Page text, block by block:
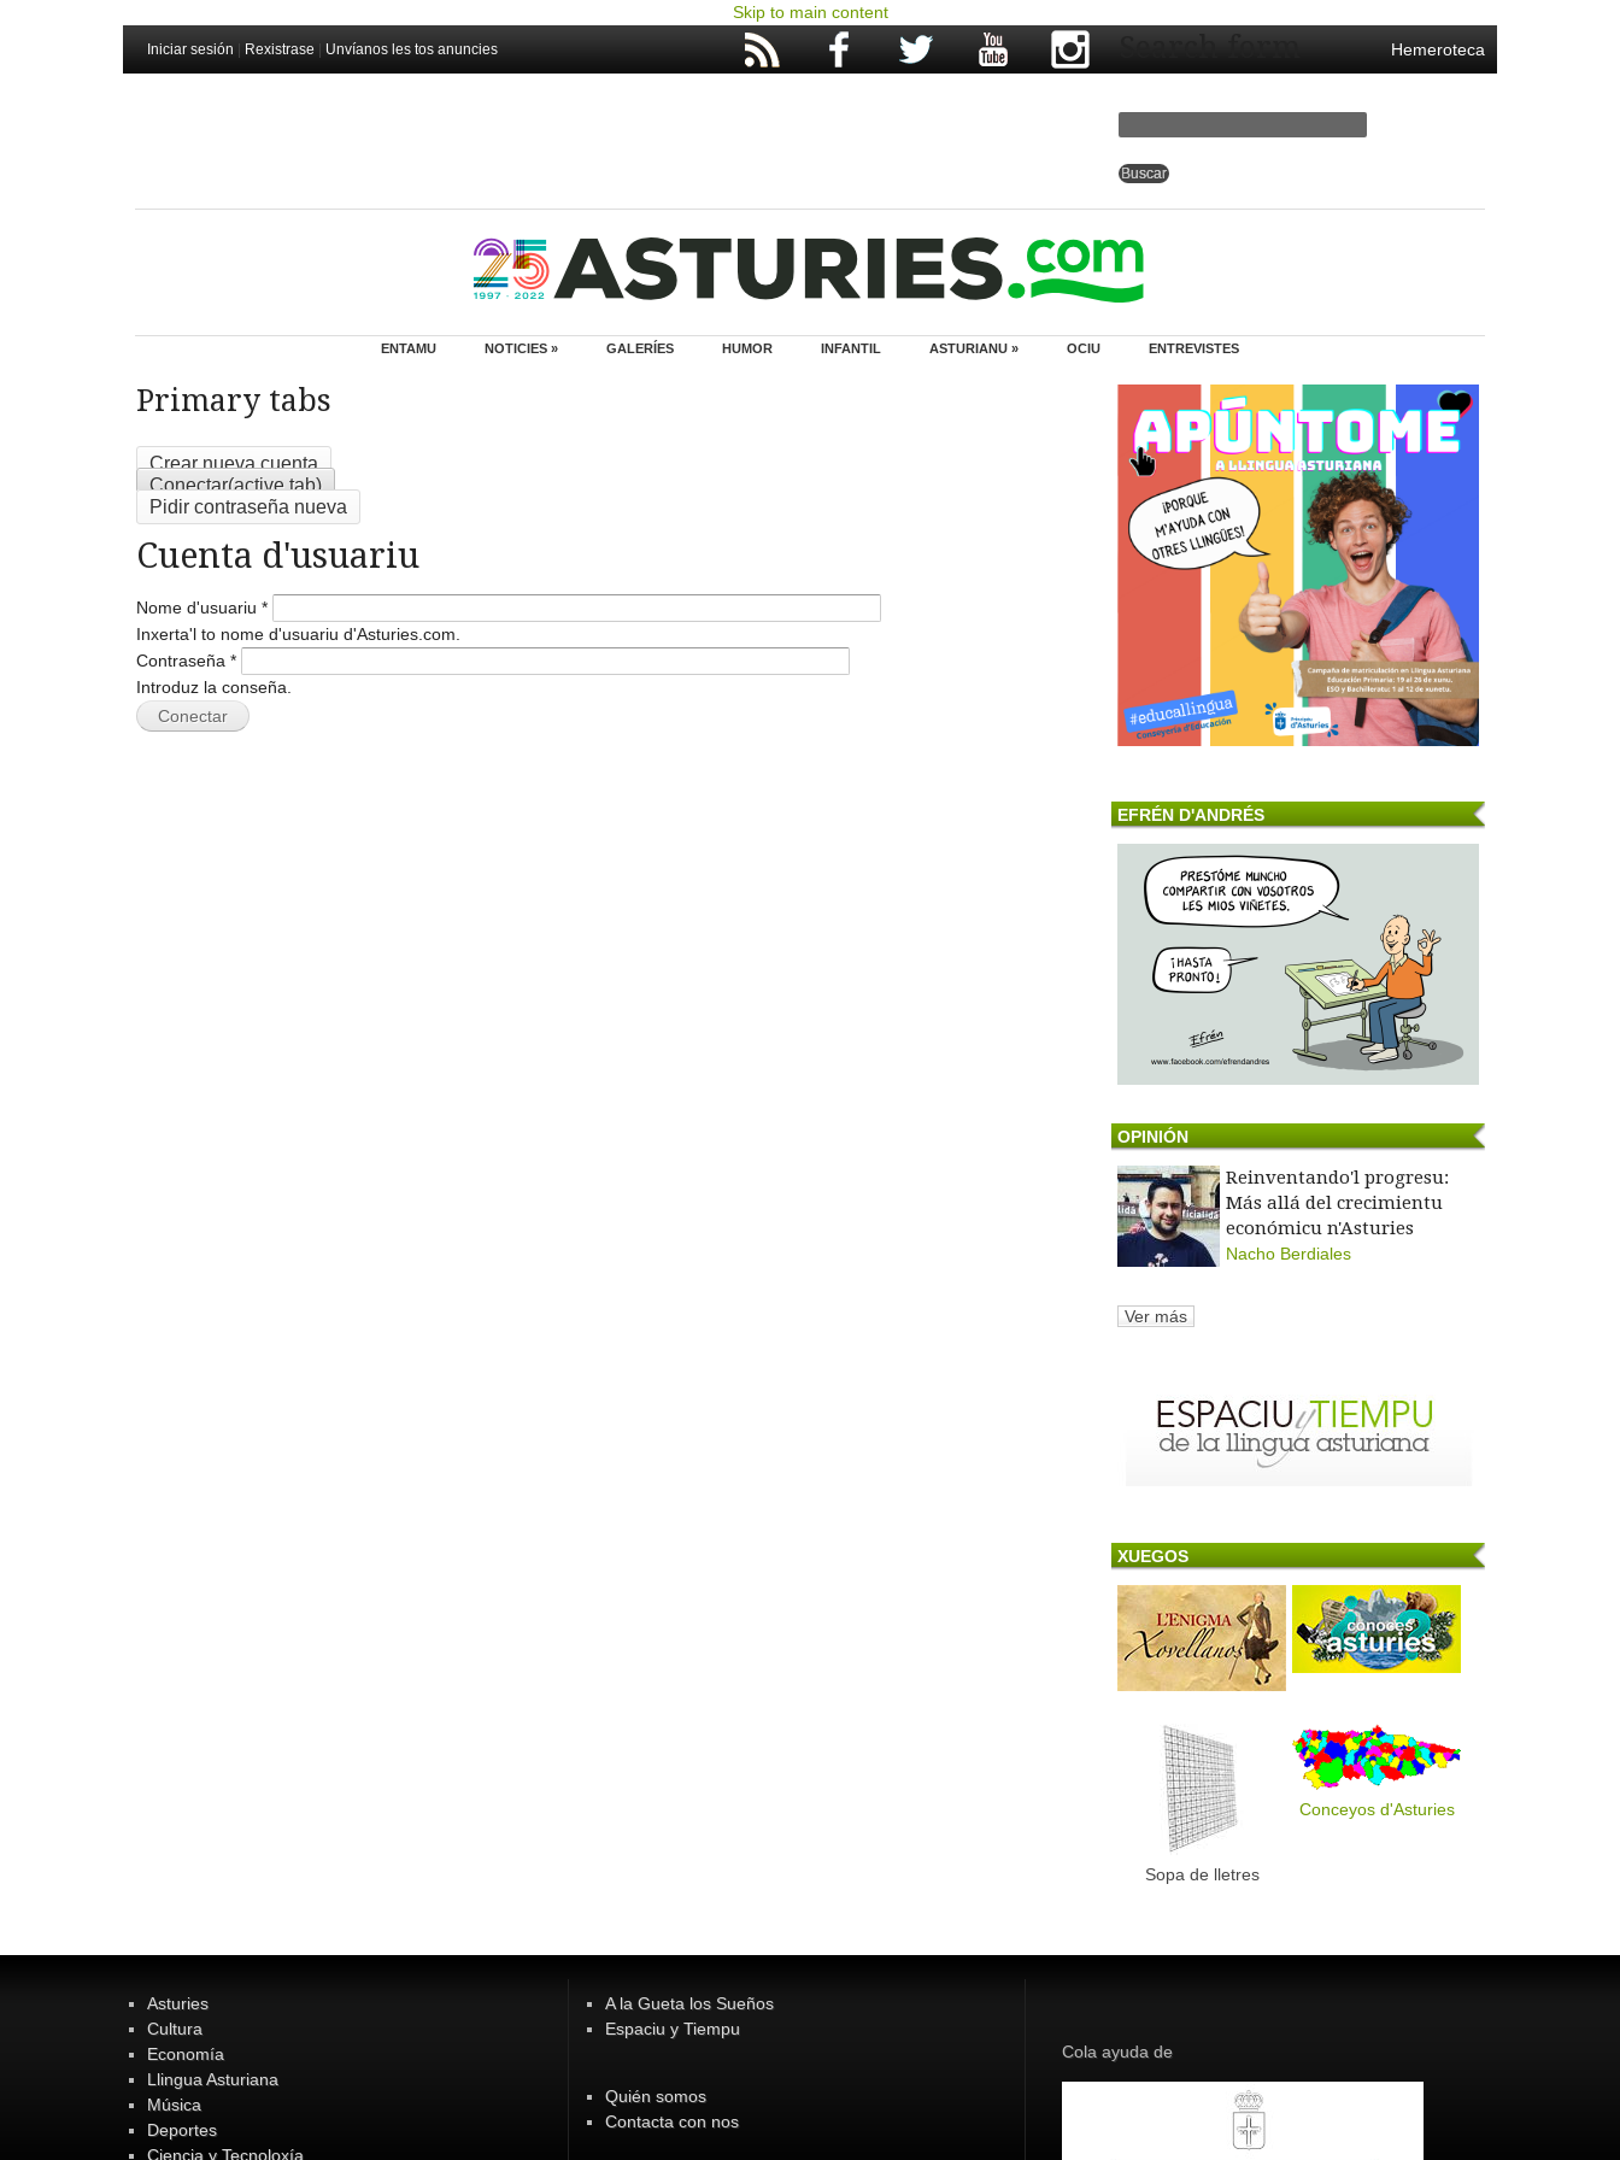
Skip to main content
Iniciar sesión Rexistrase Unvíanos les tos anuncies Hemeroteca
Search form
ENTAMU NOTICIES » GALERÍES HUMOR INFANTIL ASTURIANU » OCIU ENTREVISTES
Primary tabs
Crear nueva cuenta
Conectar(active tab)
Pidir contraseña nueva
Cuenta d'usuariu
Nome d'usuariu *
Inxerta'l to nome d'usuariu d'Asturies.com.
Contraseña *
Introduz la conseña.
EFRÉN D'ANDRÉS
OPINIÓN
Reinventando'l progresu:
Más allá del crecimientu
económicu n'Asturies
Nacho Berdiales
Ver más
XUEGOS
Sopa de lletres
Conceyos d'Asturies
Asturies
Cultura
Economía
Llingua Asturiana
Música
Deportes
Ciencia y Tecnoloxía
A la Gueta los Sueños
Espaciu y Tiempu
Quién somos
Contacta con nos
Cola ayuda de